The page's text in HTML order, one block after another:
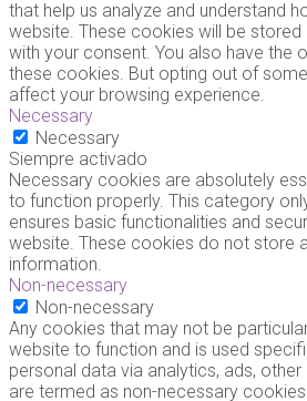
that help us analyze and understand
website. These cookies will be stored
with your consent. You also have the
these cookies. But opting out of
affect your browsing experience.
Necessary
Necessary
Siempre activado
Necessary cookies are absolutely
to function properly. This category
ensures basic functionalities and
website. These cookies do not store
information.
Non-necessary
Non-necessary
Any cookies that may not be
website to function and is used
personal data via analytics, ads,
are termed as non-necessary